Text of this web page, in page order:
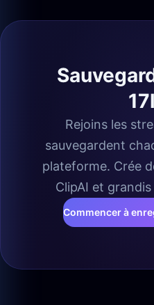
Rejoins les
sauvegardent
plateforme. Crée
ClipAI et
Commencer à